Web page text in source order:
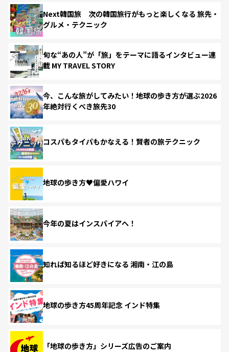
Next韓国旅 次の韓国旅行がもっと楽しくなる 旅先・
グルメ・テクニック
旬な“あの人”が「旅」をテーマに語るインタビュー連
載 MY TRAVEL STORY
今、こんな旅がしてみたい！地球の歩き方が選ぶ2026
年絶対行くべき旅先30
コスパもタイパもかなえる！賢者の旅テクニック
地球の歩き方♥偏愛ハワイ
今年の夏はインスパイアへ！
知れば知るほど好きになる 湘南・江の島
地球の歩き方45周年記念 インド特集
「地球の歩き方」シリーズ広告のご案内